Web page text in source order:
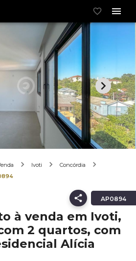
Ivoti
Concórdia
AP0894
à venda em Ivoti,
2 quartos, com
Alícia